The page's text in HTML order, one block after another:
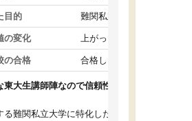
目的 難関私立受験対策
の変化 上がった
の合格 合格した
東大生講師陣なので信頼性や安心感が高
る難関私立大学に特化した準備をしたい